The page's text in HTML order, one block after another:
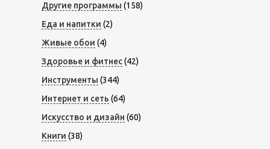
Другие программы (158)
Еда и напитки (2)
Живые обои (4)
Здоровье и фитнес(42)
Инструменты (344)
Интернет и сеть (64)
Искусство и дизайн (60)
Книги (38)